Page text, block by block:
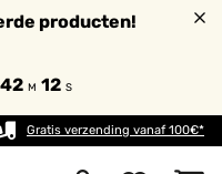
producten!
42 M 12 S
Gratis verzending vanaf 100€*